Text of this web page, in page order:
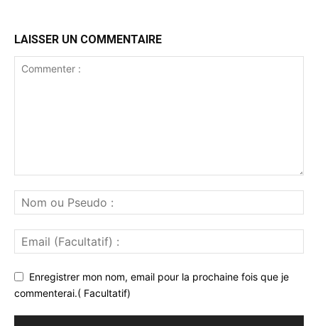
LAISSER UN COMMENTAIRE
Enregistrer mon nom, email pour la prochaine fois que je
commenterai.( Facultatif)